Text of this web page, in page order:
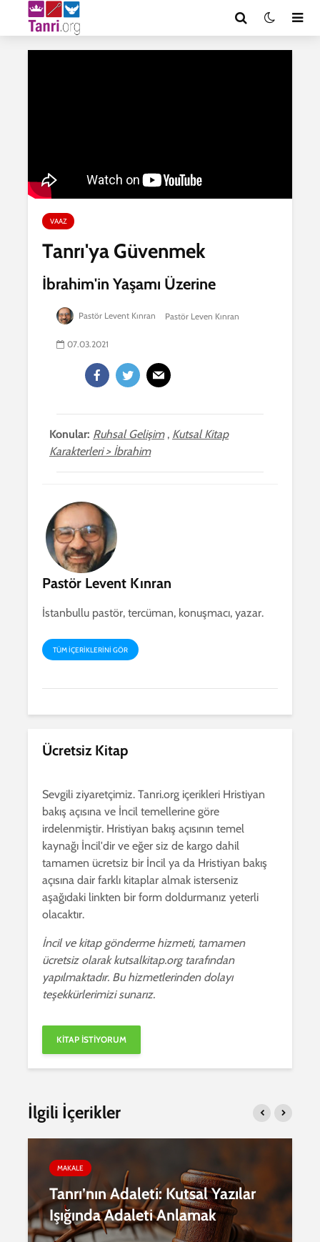
VAAZ
Tanrı'ya Güvenmek
İbrahim'in Yaşamı Üzerine
Pastör Levent Kınran Pastör Leven Kınran
07.03.2021
Konular: Ruhsal Gelişim, Kutsal Kitap
Karakterleri > İbrahim
Pastör Levent Kınran
İstanbullu pastör, tercüman, konuşmacı, yazar.
TÜM IÇERIKLERINI GÖR
Ücretsiz Kitap
Sevgili ziyaretçimiz. Tanri.org içerikleri Hristiyan
bakış açısına ve İncil temellerine göre
irdelenmiştir. Hristiyan bakış açısının temel
kaynağı İncil'dir ve eğer siz de kargo dahil
tamamen ücretsiz bir İncil ya da Hristiyan bakış
açısına dair farklı kitaplar almak isterseniz
aşağıdaki linkten bir form doldurmanız yeterli
olacaktır.
İncil ve kitap gönderme hizmeti, tamamen
ücretsiz olarak kutsalkitap.org tarafından
yapılmaktadır. Bu hizmetlerinden dolayı
teşekkürlerimizi sunarız.
İlgili İçerikler
MAKALE
Tanrı’nın Adaleti: Kutsal Yazılar
Işığında Adaleti Anlamak